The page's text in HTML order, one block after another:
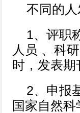
不同的
1、评职
人员 、科
时，发表
2、申报
国家自然